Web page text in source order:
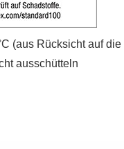
(aus Rücksicht auf
ausschütteln